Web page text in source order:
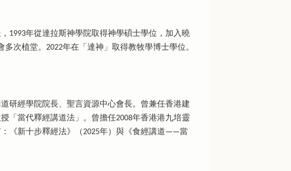
1993年從達拉斯神學院取得神學碩士學位，加入曉
次植堂。2022年在「達神」取得教牧學博士學位。
研經學院院長、聖言資源中心會長。曾兼任香港建
「當代釋經講道法」。曾擔任2008年香港港九培靈
《新十步釋經法》（2025年）與《食經講道——當